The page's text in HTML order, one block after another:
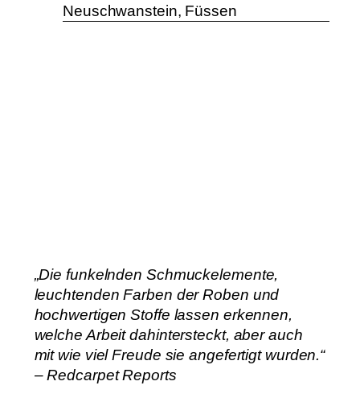
Neuschwanstein, Füssen
„Die funkelnden Schmuckelemente,
leuchtenden Farben der Roben und
hochwertigen Stoffe lassen erkennen,
welche Arbeit dahintersteckt, aber auch
mit wie viel Freude sie angefertigt wurden.“
– Redcarpet Reports